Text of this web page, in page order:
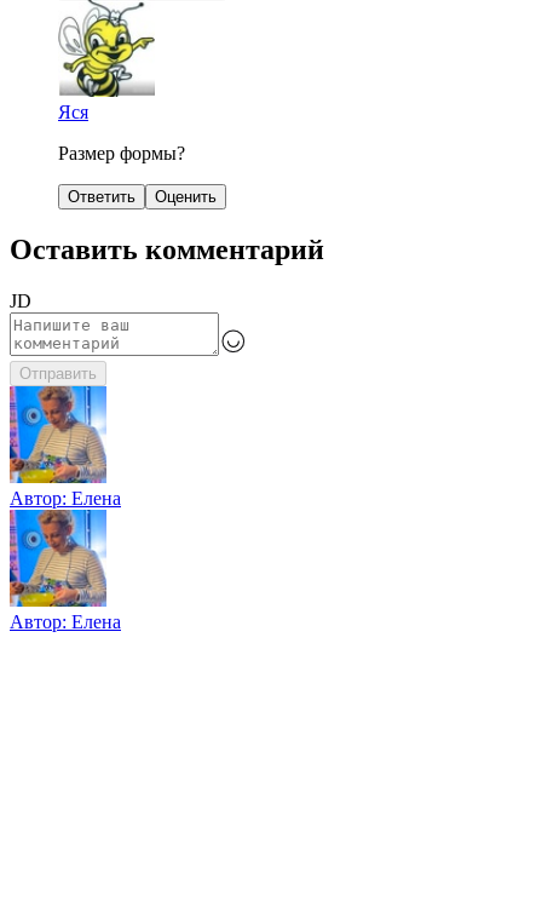
Яся
Размер формы?
Ответить Оценить
Оставить комментарий
JD
Отправить
Автор: Елена
Автор: Елена